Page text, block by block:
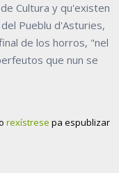
Cultura y qu'existen
Pueblu d'Asturies,
de los horros, "nel
que nun se
rexístrese pa espublizar